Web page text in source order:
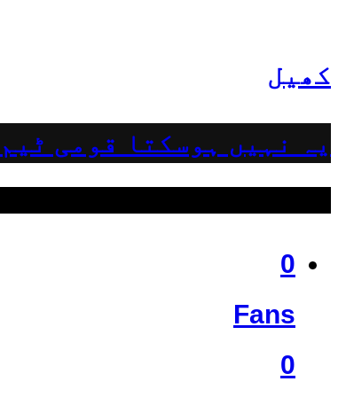
کھیل
یہ نہیں ہوسکتا قومی
0
Fans
0